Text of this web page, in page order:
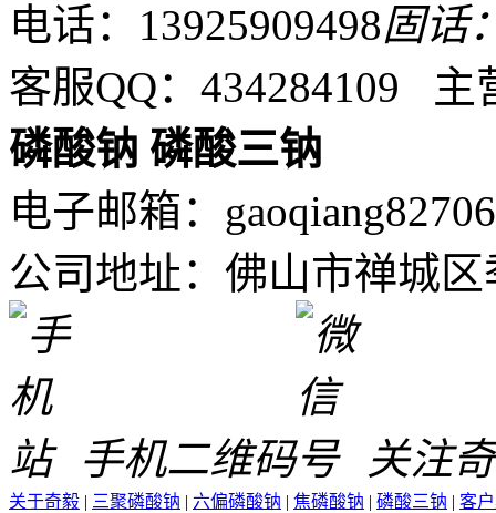
电话：13925909498固话
客服QQ：434284109 主
磷酸钠 磷酸三钠
电子邮箱：
公司地址：佛山市禅城
手机二维码 关注
关于奇毅 | 三聚磷酸钠 | 六偏磷酸钠 | 焦磷酸钠 | 磷酸三钠 | 客